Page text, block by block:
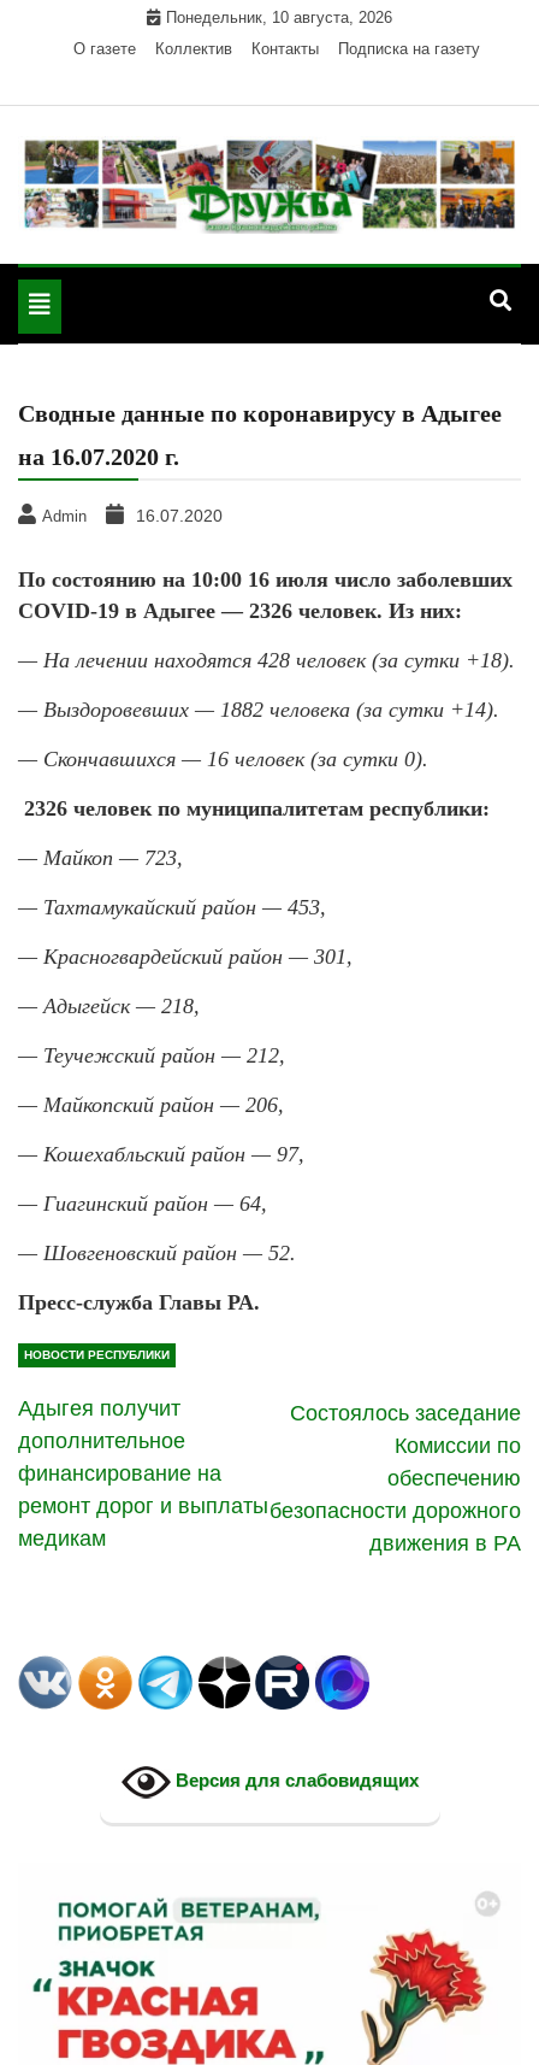
Понедельник, 10 августа, 2026
О газете
Коллектив Контакты Подписка на газету
"Дружба" — газета
Красногвардейского района Республики Адыгея
Toggle
navigation
Сводные данные по коронавирусу в Адыгее
на 16.07.2020 г.
Admin 16.07.2020
По состоянию на 10:00 16 июля число заболевших
COVID-19 в Адыгее — 2326 человек. Из них:
— На лечении находятся 428 человек (за сутки +18).
— Выздоровевших — 1882 человека (за сутки +14).
— Скончавшихся — 16 человек (за сутки 0).
2326 человек по муниципалитетам республики:
— Майкоп — 723,
— Тахтамукайский район — 453,
— Красногвардейский район — 301,
— Адыгейск — 218,
— Теучежский район — 212,
— Майкопский район — 206,
— Кошехабльский район — 97,
— Гиагинский район — 64,
— Шовгеновский район — 52.
Пресс-служба Главы РА.
НОВОСТИ РЕСПУБЛИКИ
Адыгея получит
дополнительное
финансирование на
ремонт дорог и выплаты
медикам
Состоялось заседание
Комиссии по
обеспечению
безопасности дорожного
движения в РА
Версия для слабовидящих